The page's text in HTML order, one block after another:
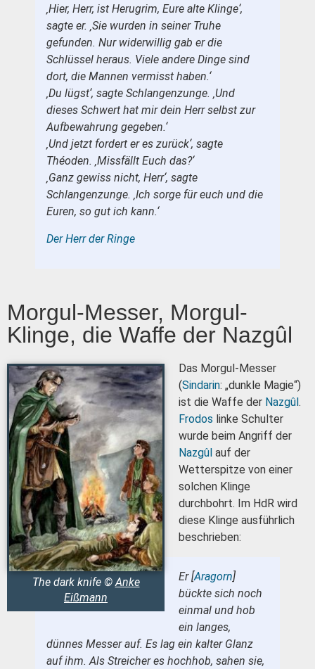
‚Hier, Herr, ist Herugrim, Eure alte Klinge‘,
sagte er. ‚Sie wurden in seiner Truhe
gefunden. Nur widerwillig gab er die
Schlüssel heraus. Viele andere Dinge sind
dort, die Mannen vermisst haben.‘
‚Du lügst‘, sagte Schlangenzunge. ‚Und
dieses Schwert hat mir dein Herr selbst zur
Aufbewahrung gegeben.‘
‚Und jetzt fordert er es zurück‘, sagte
Théoden. ‚Missfällt Euch das?‘
‚Ganz gewiss nicht, Herr‘, sagte
Schlangenzunge. ‚Ich sorge für euch und die
Euren, so gut ich kann.‘
Der Herr der Ringe
Morgul-Messer, Morgul-
Klinge, die Waffe der Nazgûl
The dark knife ©Anke
Eißmann
Das Morgul-Messer
(Sindarin: „dunkle Magie“)
ist die Waffe der Nazgûl.
Frodos linke Schulter
wurde beim Angriff der
Nazgûl auf der
Wetterspitze von einer
solchen Klinge
durchbohrt. Im HdR wird
diese Klinge ausführlich
beschrieben:
Er [Aragorn]
bückte sich noch
einmal und hob
ein langes,
dünnes Messer auf. Es lag ein kalter Glanz
auf ihm. Als Streicher es hochhob, sahen sie,